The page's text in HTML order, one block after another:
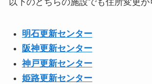
明石更新センター
阪神更新センター
神戸更新センター
姫路更新センター